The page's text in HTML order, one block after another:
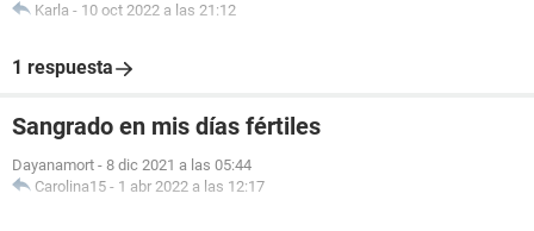
Karla - 10 oct 2022 a las 21:12
1 respuesta
Sangrado en mis días fértiles
Dayanamort - 8 dic 2021 a las 05:44
Carolina15 - 1 abr 2022 a las 12:17